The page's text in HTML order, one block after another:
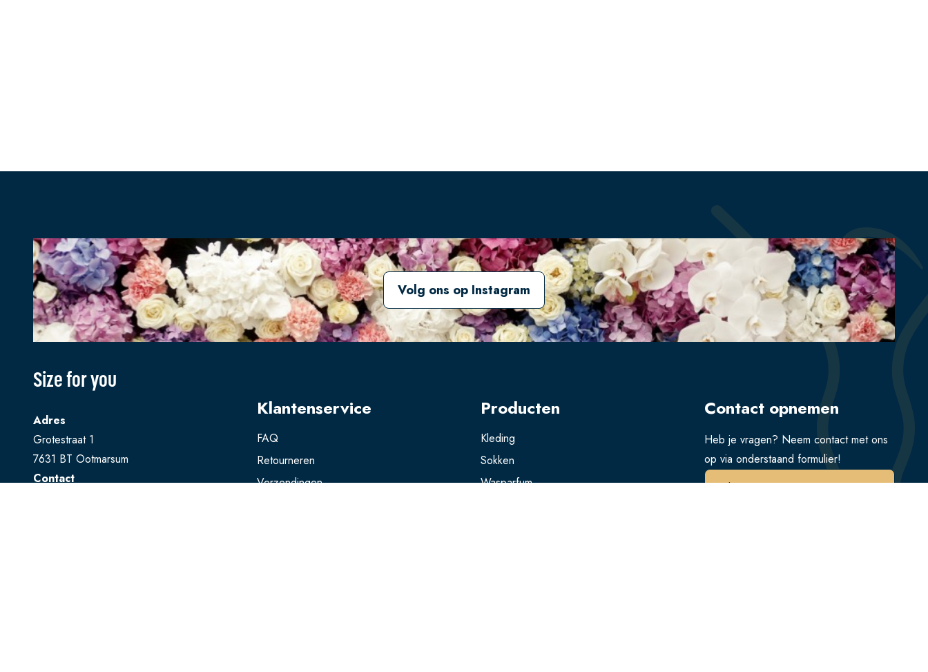
Volg ons op Instagram
Size for you
Adres
Grotestraat 1
7631 BT Ootmarsum
Contact
Klantenservice
FAQ
Retourneren
Verzendingen
Producten
Kleding
Sokken
Wasparfum
Contact opnemen
Heb je vragen? Neem contact met ons
op via onderstaand formulier!